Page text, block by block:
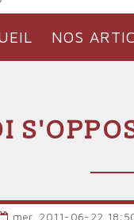
NOS
mer, 2011-06-22